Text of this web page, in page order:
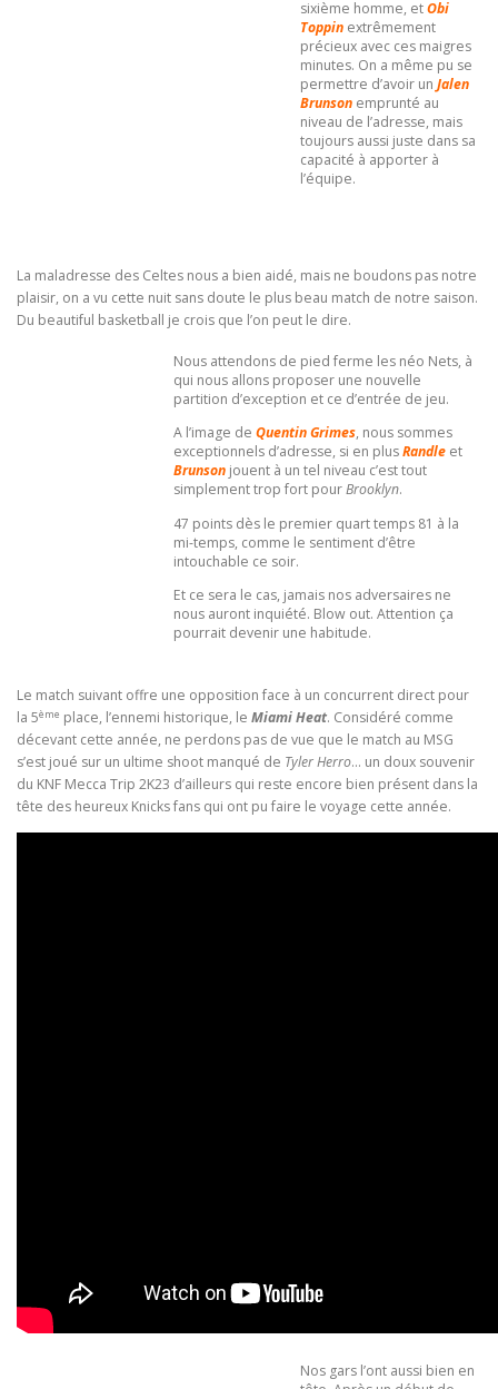
sixième homme, etObi
Toppin extrêmement
précieux avec ces maigres
minutes. On a même pu se
permettre d’avoir unJalen
Brunson emprunté au
niveau de l’adresse, mais
toujours aussi juste dans sa
capacité à apporter à
l’équipe.
La maladresse des Celtes nous a bien aidé, mais ne boudons pas notre
plaisir, on a vu cette nuit sans doute le plus beau match de notre saison.
Du beautiful basketball je crois que l’on peut le dire.
Nous attendons de pied ferme les néo Nets, à
qui nous allons proposer une nouvelle
partition d’exception et ce d’entrée de jeu.
A l’image de Quentin Grimes, nous sommes
exceptionnels d’adresse, si en plusRandle et
Brunson jouent à un tel niveau c’est tout
simplement trop fort pourBrooklyn.
47 points dès le premier quart temps 81 à la
mi-temps, comme le sentiment d’être
intouchable ce soir.
Et ce sera le cas, jamais nos adversaires ne
nous auront inquiété. Blow out. Attention ça
pourrait devenir une habitude.
Le match suivant offre une opposition face à un concurrent direct pour
la 5ème place, l’ennemi historique, le Miami Heat. Considéré comme
décevant cette année, ne perdons pas de vue que le match au MSG
s’est joué sur un ultime shoot manqué de Tyler Herro… un doux souvenir
du KNF Mecca Trip 2K23 d’ailleurs qui reste encore bien présent dans la
tête des heureux Knicks fans qui ont pu faire le voyage cette année.
Nos gars l’ont aussi bien en